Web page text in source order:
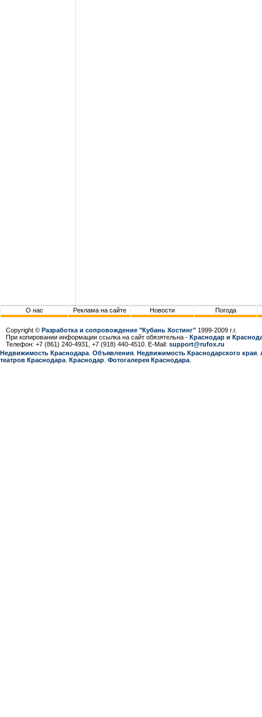
О нас Реклама на сайте Новости Погода
Copyright © Разработка и сопровождение "Кубань Хостинг" 1999-2009 г.г.
При копировании информации ссылка на сайт обязятельна - Краснодар и
Телефон: +7 (861) 240-4931, +7 (918) 440-4510. E-Mail: support@rufox.ru
Недвижимость Краснодара Объявления Недвижимость Краснодарcкого края
театров Краснодара Краснодар Фотогалерея Краснодара